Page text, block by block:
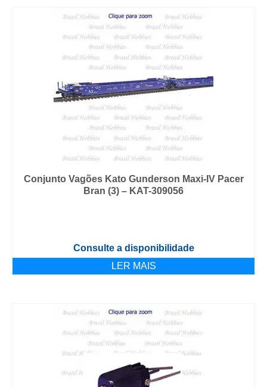
Conjunto Vagões Kato Gunderson Maxi-IV Pacer
Bran (3) – KAT-309056
Consulte a disponibilidade
LER MAIS